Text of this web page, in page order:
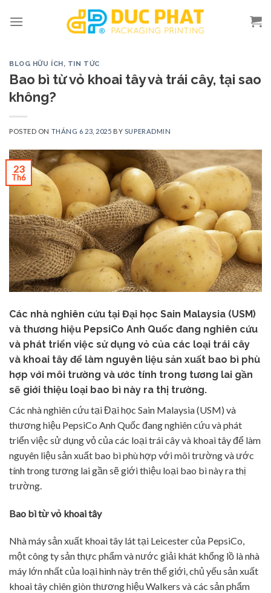
BLOG HỮU ÍCH, TIN TỨC
Bao bì từ vỏ khoai tây và trái cây, tại sao
không?
POSTED ON THÁNG 6 23, 2025 BY SUPERADMIN
23
Th6
Các nhà nghiên cứu tại Đại học Sain Malaysia (USM)
và thương hiệu PepsiCo Anh Quốc đang nghiên cứu
và phát triển việc sử dụng vỏ của các loại trái cây
và khoai tây để làm nguyên liệu sản xuất bao bì phù
hợp với môi trường và ước tính trong tương lai gần
sẽ giới thiệu loại bao bì này ra thị trường.
Các nhà nghiên cứu tại Đại học Sain Malaysia (USM) và
thương hiệu PepsiCo Anh Quốc đang nghiên cứu và phát
triển việc sử dụng vỏ của các loại trái cây và khoai tây để làm
nguyên liệu sản xuất bao bì phù hợp với môi trường và ước
tính trong tương lai gần sẽ giới thiệu loại bao bì này ra thị
trường.
Bao bì từ vỏ khoai tây
Nhà máy sản xuất khoai tây lát tại Leicester của PepsiCo,
một công ty sản thực phẩm và nước giải khát khổng lồ là nhà
máy lớn nhất của loại hình này trên thế giới, chủ yếu sản xuất
khoai tây chiên giòn thương hiệu Walkers và các sản phẩm